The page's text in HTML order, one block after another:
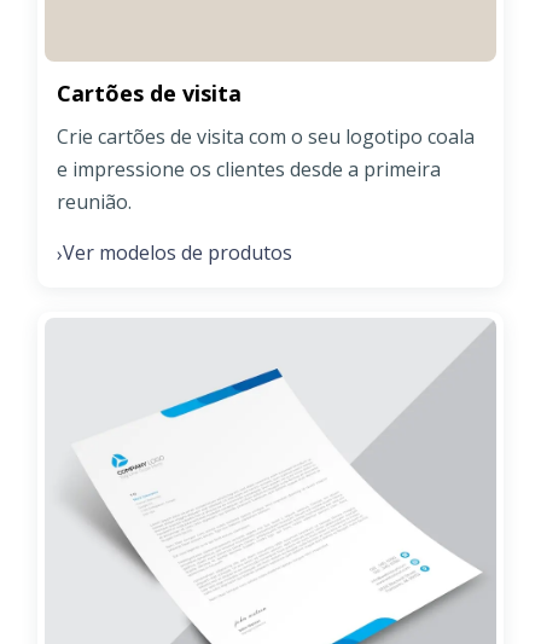
Cartões de visita
Crie cartões de visita com o seu logotipo coala
e impressione os clientes desde a primeira
reunião.
›Ver modelos de produtos